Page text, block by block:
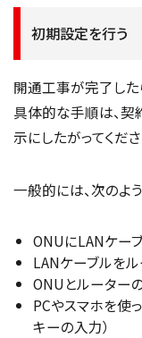
初期設定を行う
開通工事が完了した
具体的な手順は、
示にしたがってくださ
一般的には、次のよ
ONUにLANケー
LANケーブルを
ONUとルーター
PCやスマホを使
キーの入力）